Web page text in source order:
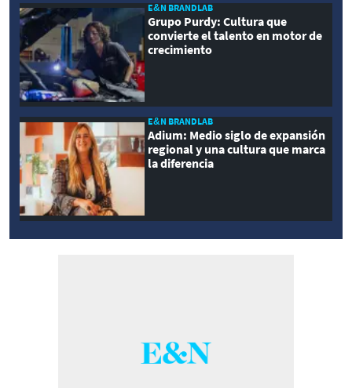
E&N BRANDLAB
Grupo Purdy: Cultura que
convierte el talento en motor de
crecimiento
E&N BRANDLAB
Adium: Medio siglo de expansión
regional y una cultura que marca
la diferencia